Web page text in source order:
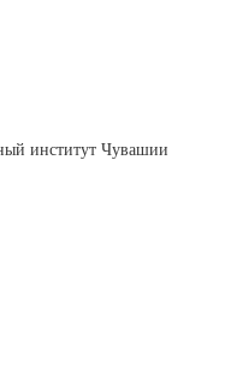
институт Чувашии